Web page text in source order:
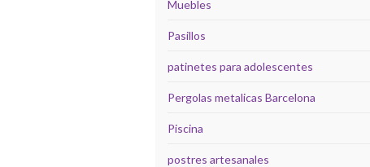
Muebles
Pasillos
patinetes para adolescentes
Pergolas metalicas Barcelona
Piscina
postres artesanales